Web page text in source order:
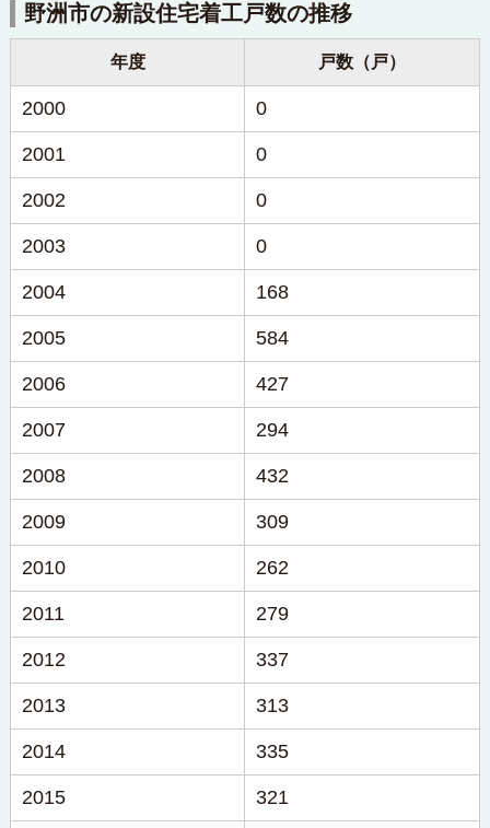
野洲市の新設住宅着工戸数の推移
年度 戸数（戸）
2000 0
2001 0
2002 0
2003 0
2004 168
2005 584
2006 427
2007 294
2008 432
2009 309
2010 262
2011 279
2012 337
2013 313
2014 335
2015 321